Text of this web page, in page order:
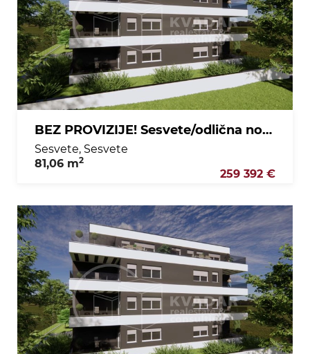
BEZ PROVIZIJE! Sesvete/odlična novogradnja/3obni stan u prizemlju s lođom i privatnim vrtom!
Sesvete, Sesvete
81,06 m2
259 392 €